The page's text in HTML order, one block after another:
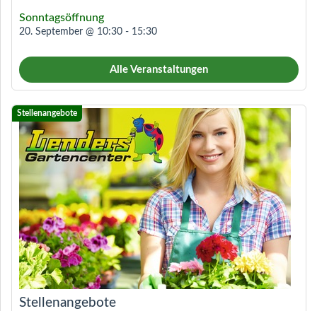
Sonntagsöffnung
20. September @ 10:30 - 15:30
Alle Veranstaltungen
Stellenangebote